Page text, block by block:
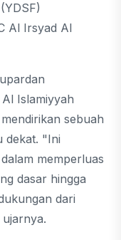
Al Irsyad Al
Islamiyyah
sebuah
dekat. "Ini
memperluas
dasar hingga
dari